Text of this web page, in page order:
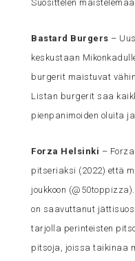
Suosittelen
Bastard Burgers –
keskustaan
burgerit maistuvat
Listan burgerit saa
pienpanimoiden oluita
Forza Helsinki –
pitseriaksi (2022) että
joukkoon (@50toppizza
on saavuttanut
tarjolla perinteisten
pitsoja, joissa taikinaa